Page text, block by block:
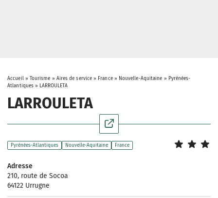
Accueil» Tourisme » Aires de service » France» Nouvelle-Aquitaine » Pyrénées-
Atlantiques » LARROULETA
LARROULETA
Pyrénées-Atlantiques Nouvelle-Aquitaine France
Adresse
210, route de Socoa
64122 Urrugne